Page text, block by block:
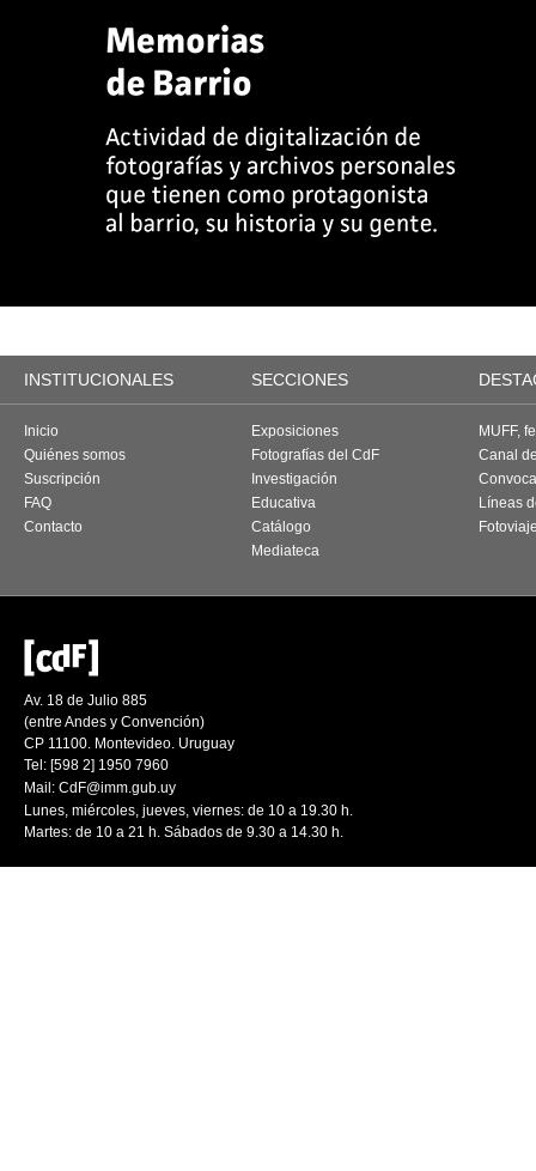
INSTITUCIONALES SECCIONES
Inicio
Quiénes somos
Suscripción
FAQ
Contacto
Exposiciones
Fotografías del CdF
Investigación
Educativa
Catálogo
Mediateca
MUFF,
Canal
Líneas
Av. 18 de Julio 885
(entre Andes y Convención)
CP 11100. Montevideo. Uruguay
Tel: [598 2] 1950 7960
Mail: CdF@imm.gub.uy
Lunes, miércoles, jueves, viernes: de 10 a 19.30 h.
Martes: de 10 a 21 h. Sábados de 9.30 a 14.30 h.